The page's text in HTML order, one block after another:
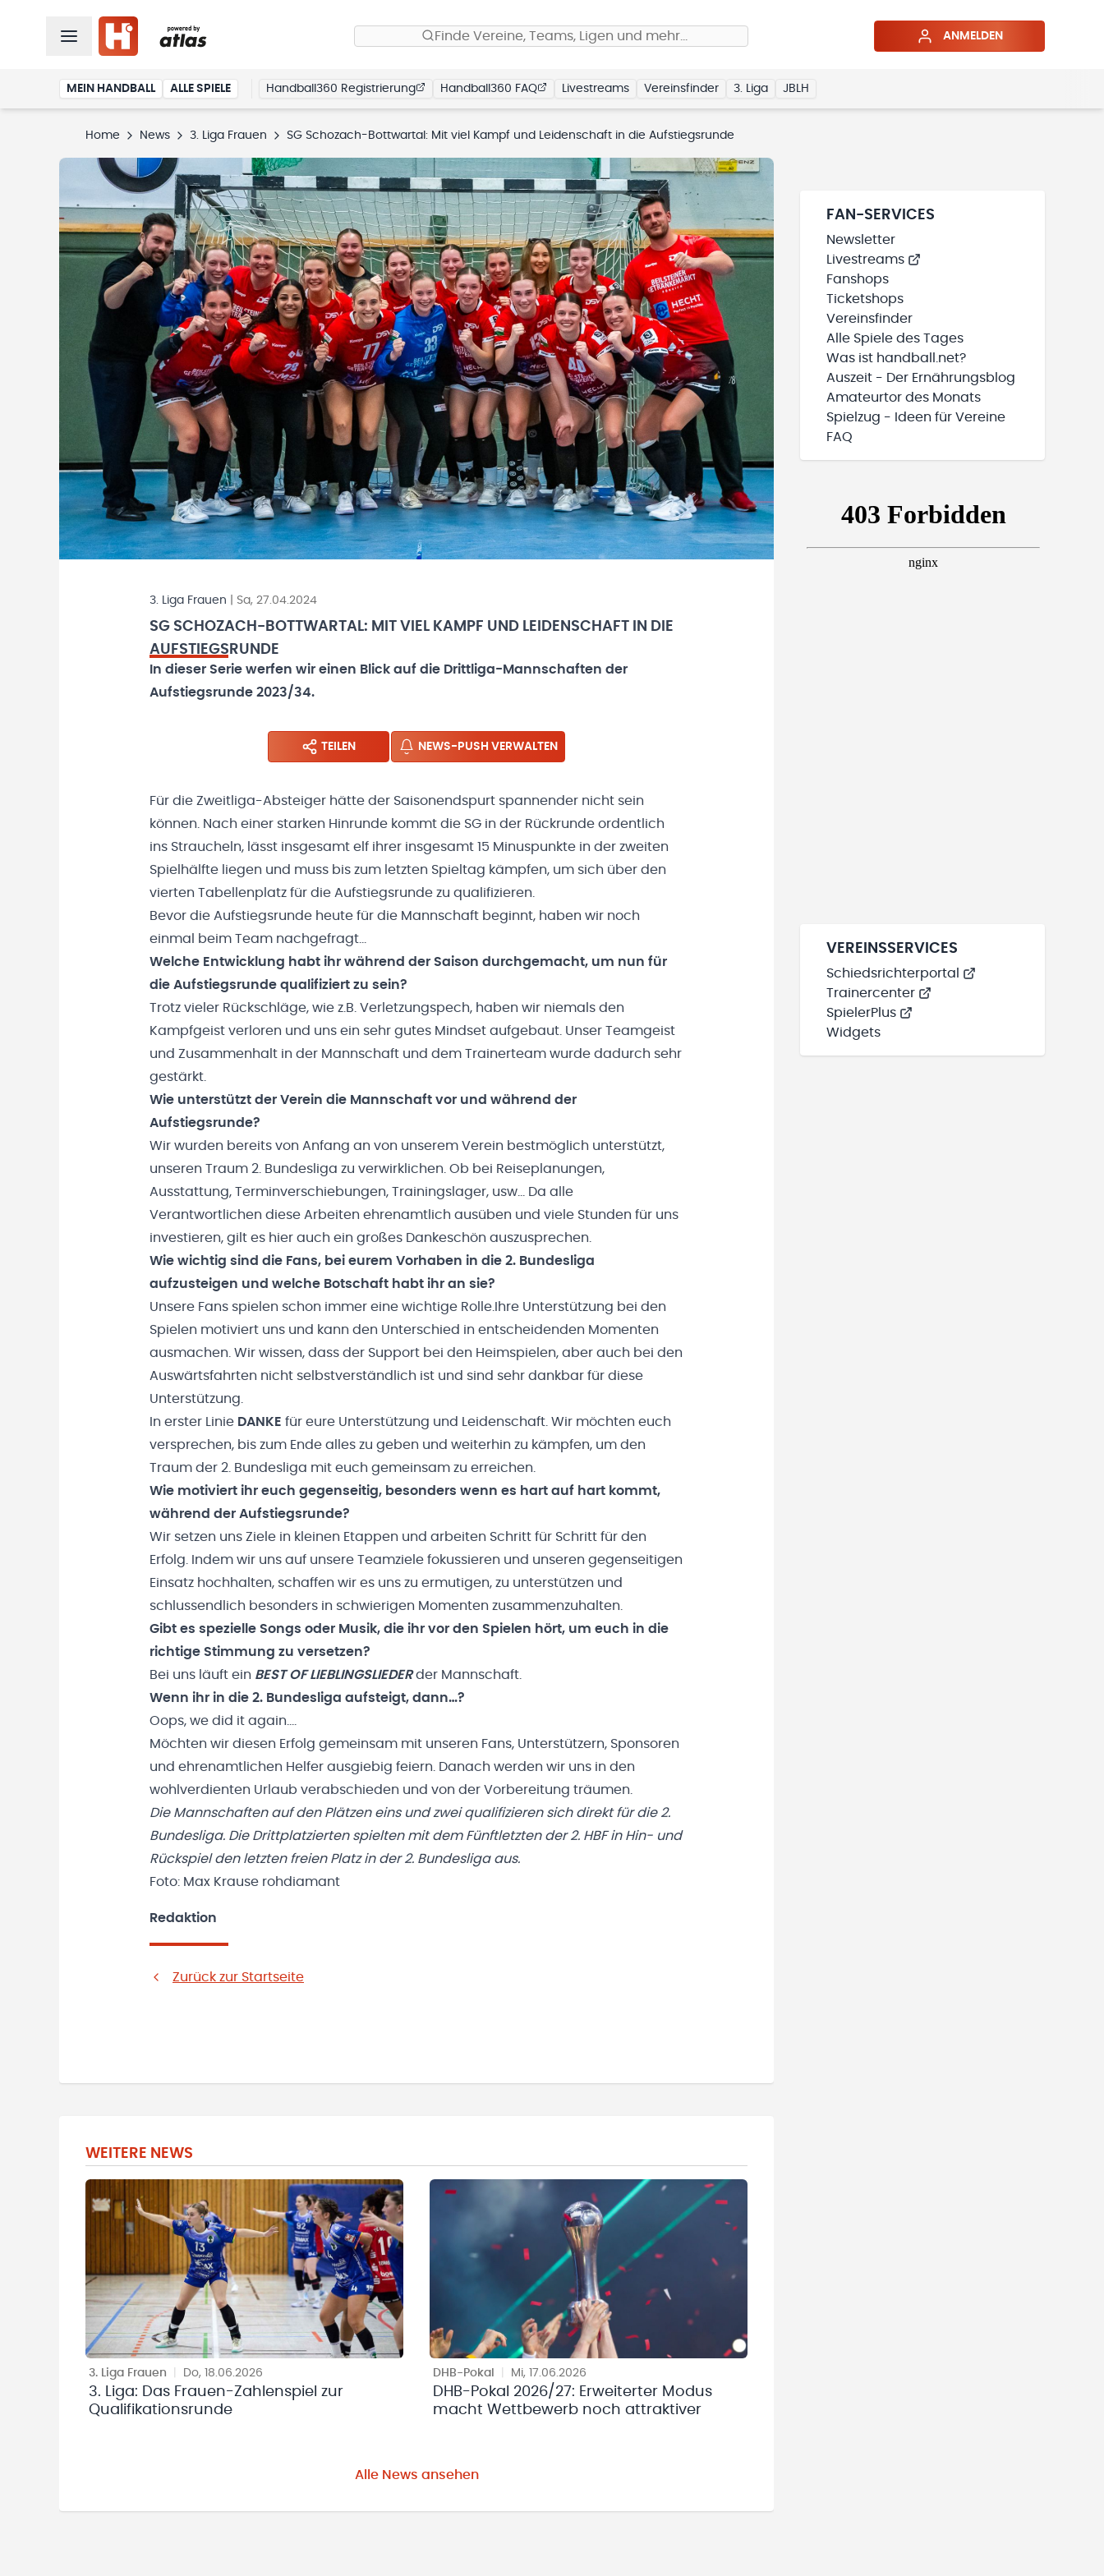
Finde Vereine, Teams, Ligen und mehr… ANMELDEN
MEIN HANDBALL ALLE SPIELE Handball360 Registrierung Handball360 FAQ Livestreams Vereinsfinder 3. Liga JBLH
Home News 3. Liga Frauen SG Schozach-Bottwartal: Mit viel Kampf und Leidenschaft in die Aufstiegsrunde
3. Liga Frauen Sa, 27.04.2024
SG SCHOZACH-BOTTWARTAL: MIT VIEL KAMPF UND LEIDENSCHAFT IN DIE
AUFSTIEGSRUNDE
In dieser Serie werfen wir einen Blick auf die Drittliga-Mannschaften der
Aufstiegsrunde 2023/34.
TEILEN NEWS-PUSH VERWALTEN
Für die Zweitliga-Absteiger hätte der Saisonendspurt spannender nicht sein
können. Nach einer starken Hinrunde kommt die SG in der Rückrunde ordentlich
ins Straucheln, lässt insgesamt elf ihrer insgesamt 15 Minuspunkte in der zweiten
Spielhälfte liegen und muss bis zum letzten Spieltag kämpfen, um sich über den
vierten Tabellenplatz für die Aufstiegsrunde zu qualifizieren.
Bevor die Aufstiegsrunde heute für die Mannschaft beginnt, haben wir noch
einmal beim Team nachgefragt...
Welche Entwicklung habt ihr während der Saison durchgemacht, um nun für
die Aufstiegsrunde qualifiziert zu sein?
Trotz vieler Rückschläge, wie z.B. Verletzungspech, haben wir niemals den
Kampfgeist verloren und uns ein sehr gutes Mindset aufgebaut. Unser Teamgeist
und Zusammenhalt in der Mannschaft und dem Trainerteam wurde dadurch sehr
gestärkt.
Wie unterstützt der Verein die Mannschaft vor und während der
Aufstiegsrunde?
Wir wurden bereits von Anfang an von unserem Verein bestmöglich unterstützt,
unseren Traum 2. Bundesliga zu verwirklichen. Ob bei Reiseplanungen,
Ausstattung, Terminverschiebungen, Trainingslager, usw… Da alle
Verantwortlichen diese Arbeiten ehrenamtlich ausüben und viele Stunden für uns
investieren, gilt es hier auch ein großes Dankeschön auszusprechen.
Wie wichtig sind die Fans, bei eurem Vorhaben in die 2. Bundesliga
aufzusteigen und welche Botschaft habt ihr an sie?
Unsere Fans spielen schon immer eine wichtige Rolle.Ihre Unterstützung bei den
Spielen motiviert uns und kann den Unterschied in entscheidenden Momenten
ausmachen. Wir wissen, dass der Support bei den Heimspielen, aber auch bei den
Auswärtsfahrten nicht selbstverständlich ist und sind sehr dankbar für diese
Unterstützung.
In erster Linie DANKE für eure Unterstützung und Leidenschaft. Wir möchten euch
versprechen, bis zum Ende alles zu geben und weiterhin zu kämpfen, um den
Traum der 2. Bundesliga mit euch gemeinsam zu erreichen.
Wie motiviert ihr euch gegenseitig, besonders wenn es hart auf hart kommt,
während der Aufstiegsrunde?
Wir setzen uns Ziele in kleinen Etappen und arbeiten Schritt für Schritt für den
Erfolg. Indem wir uns auf unsere Teamziele fokussieren und unseren gegenseitigen
Einsatz hochhalten, schaffen wir es uns zu ermutigen, zu unterstützen und
schlussendlich besonders in schwierigen Momenten zusammenzuhalten.
Gibt es spezielle Songs oder Musik, die ihr vor den Spielen hört, um euch in die
richtige Stimmung zu versetzen?
Bei uns läuft ein BEST OF LIEBLINGSLIEDERder Mannschaft.
Wenn ihr in die 2. Bundesliga aufsteigt, dann…?
Oops, we did it again….
Möchten wir diesen Erfolg gemeinsam mit unseren Fans, Unterstützern, Sponsoren
und ehrenamtlichen Helfer ausgiebig feiern. Danach werden wir uns in den
wohlverdienten Urlaub verabschieden und von der Vorbereitung träumen.
Die Mannschaften auf den Plätzen eins und zwei qualifizieren sich direkt für die 2.
Bundesliga. Die Drittplatzierten spielten mit dem Fünftletzten der 2. HBF in Hin- und
Rückspiel den letzten freien Platz in der 2. Bundesliga aus.
Foto: Max Krause rohdiamant
Redaktion
Zurück zur Startseite
WEITERE NEWS
3. Liga Frauen Do, 18.06.2026
3. Liga: Das Frauen-Zahlenspiel zur
Qualifikationsrunde
DHB-Pokal Mi, 17.06.2026
DHB-Pokal 2026/27: Erweiterter Modus
macht Wettbewerb noch attraktiver
Alle News ansehen
FAN-SERVICES
Newsletter
Livestreams
Fanshops
Ticketshops
Vereinsfinder
Alle Spiele des Tages
Was ist handball.net?
Auszeit - Der Ernährungsblog
Amateurtor des Monats
Spielzug - Ideen für Vereine
FAQ
VEREINSSERVICES
Schiedsrichterportal
Trainercenter
SpielerPlus
Widgets